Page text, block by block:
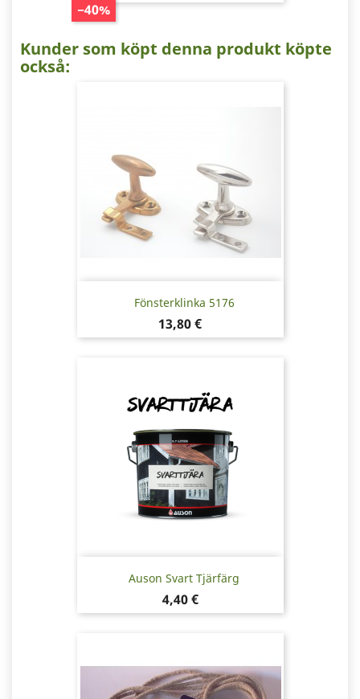
−40%
Kunder som köpt denna produkt köpte
också:
Fönsterklinka 5176
Pris
13,80 €
Auson Svart Tjärfärg
Pris
4,40 €